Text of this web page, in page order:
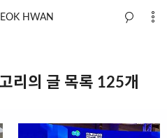
HWAN
리의 글 목록 125개